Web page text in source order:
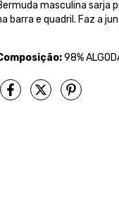
masculina
barra e quadril. Faz a
98%